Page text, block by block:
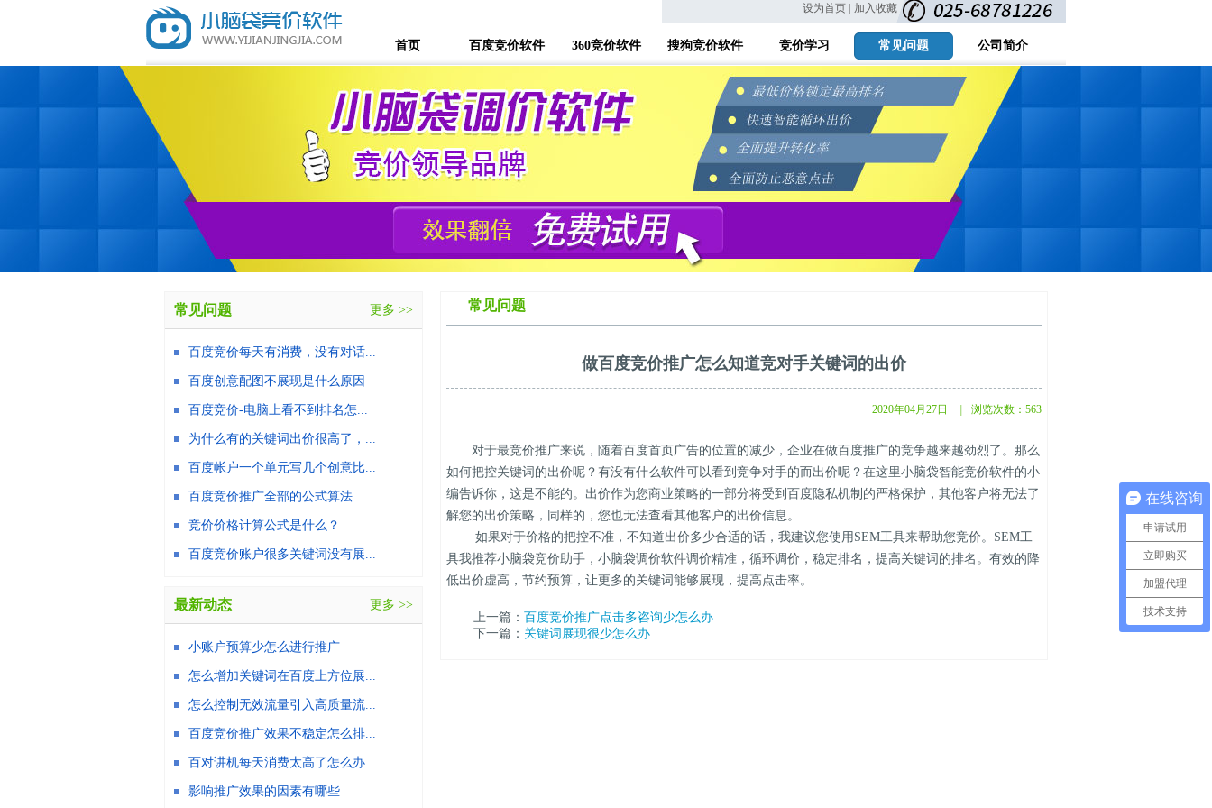
设为首页 | 加入收藏
首页 百度竞价软件 360竞价软件 搜狗竞价软件 竞价学习 常见问题 公司简介
常见问题
做百度竞价推广怎么知道竞对手关键词的出价
2020年04月27日 浏览次数： 563
对于最竞价推广来说，随着百度首页广告的位置的减少，企业在做百度推广的竞争越来越劲烈了。那么
如何把控关键词的出价呢？有没有什么软件可以看到竞争对手的而出价呢？在这里小脑袋智能竞价软件的小
编告诉你，这是不能的。出价作为您商业策略的一部分将受到百度隐私机制的严格保护，其他客户将无法了
解您的出价策略，同样的，您也无法查看其他客户的出价信息。
如果对于价格的把控不准，不知道出价多少合适的话，我建议您使用SEM工具来帮助您竞价。SEM工
具我推荐小脑袋竞价助手，小脑袋调价软件调价精准，循环调价，稳定排名，提高关键词的排名。有效的降
低出价虚高，节约预算，让更多的关键词能够展现，提高点击率。
上一篇： 百度竞价推广点击多咨询少怎么办
下一篇： 关键词展现很少怎么办
常见问题 更多 >>
百度竞价每天有消费，没有对话...
百度创意配图不展现是什么原因
百度竞价-电脑上看不到排名怎...
为什么有的关键词出价很高了，...
百度帐户一个单元写几个创意比...
百度竞价推广全部的公式算法
竞价价格计算公式是什么？
百度竞价账户很多关键词没有展...
最新动态 更多 >>
小账户预算少怎么进行推广
怎么增加关键词在百度上方位展...
怎么控制无效流量引入高质量流...
百度竞价推广效果不稳定怎么排...
百对讲机每天消费太高了怎么办
影响推广效果的因素有哪些
在线咨询
申请试用
立即购买
加盟代理
技术支持